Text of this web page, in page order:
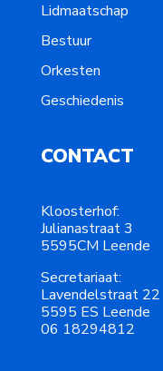
Lidmaatschap
Bestuur
Orkesten
Geschiedenis
CONTACT
Kloosterhof:
Julianastraat 3
5595CM Leende
Secretariaat:
Lavendelstraat 22
5595 ES Leende
06 18294812